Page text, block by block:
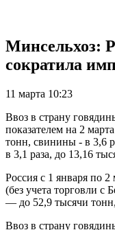
Минсельхоз:
сократила
11 марта 10:23
Ввоз в страну
показателем на 2
тонн, свинины - в 3,6
в 3,1 раза, до 13,16
Россия с 1 января по
(без учета торговли с
— до 52,9 тысячи
Ввоз в страну